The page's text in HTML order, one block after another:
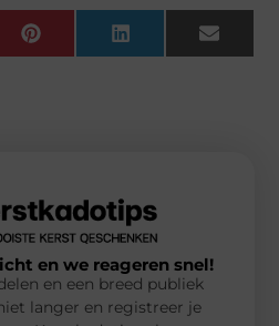
PinterestLinkedInEmail
en we reageren snel!
en een breed publiek
langer en registreer je